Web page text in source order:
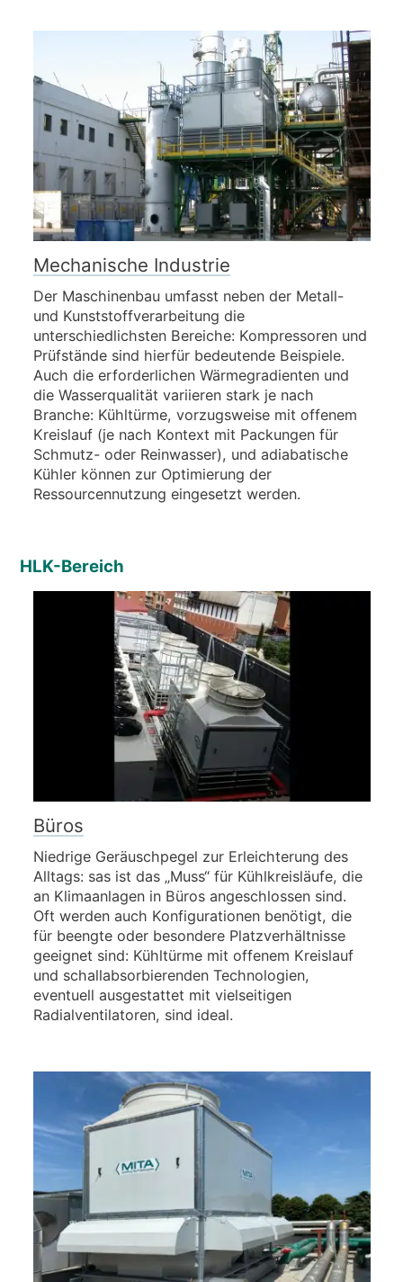
Mechanische Industrie
Der Maschinenbau umfasst neben der Metall-
und Kunststoffverarbeitung die
unterschiedlichsten Bereiche: Kompressoren und
Prüfstände sind hierfür bedeutende Beispiele.
Auch die erforderlichen Wärmegradienten und
die Wasserqualität variieren stark je nach
Branche: Kühltürme, vorzugsweise mit offenem
Kreislauf (je nach Kontext mit Packungen für
Schmutz- oder Reinwasser), und adiabatische
Kühler können zur Optimierung der
Ressourcennutzung eingesetzt werden.
HLK-Bereich
Büros
Niedrige Geräuschpegel zur Erleichterung des
Alltags: sas ist das „Muss“ für Kühlkreisläufe, die
an Klimaanlagen in Büros angeschlossen sind.
Oft werden auch Konfigurationen benötigt, die
für beengte oder besondere Platzverhältnisse
geeignet sind: Kühltürme mit offenem Kreislauf
und schallabsorbierenden Technologien,
eventuell ausgestattet mit vielseitigen
Radialventilatoren, sind ideal.